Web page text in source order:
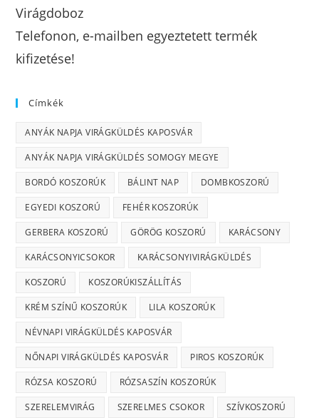
Virágdoboz
Telefonon, e-mailben egyeztetett termék
kifizetése!
Címkék
ANYÁK NAPJA VIRÁGKÜLDÉS KAPOSVÁR
ANYÁK NAPJA VIRÁGKÜLDÉS SOMOGY MEGYE
BORDÓ KOSZORÚK BÁLINT NAP DOMBKOSZORÚ
EGYEDI KOSZORÚ FEHÉR KOSZORÚK
GERBERA KOSZORÚ GÖRÖG KOSZORÚ KARÁCSONY
KARÁCSONYICSOKOR KARÁCSONYIVIRÁGKÜLDÉS
KOSZORÚ KOSZORÚKISZÁLLÍTÁS
KRÉM SZÍNŰ KOSZORÚK LILA KOSZORÚK
NÉVNAPI VIRÁGKÜLDÉS KAPOSVÁR
NŐNAPI VIRÁGKÜLDÉS KAPOSVÁR PIROS KOSZORÚK
RÓZSA KOSZORÚ RÓZSASZÍN KOSZORÚK
SZERELEMVIRÁG SZERELMES CSOKOR SZÍVKOSZORÚ